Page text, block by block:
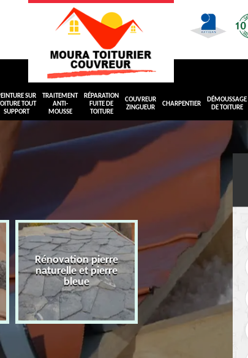
SUR
TOUT
SUPPORT
TRAITEMENT
ANTI-
MOUSSE
RÉPARATION
FUITE DE
TOITURE
COUVREUR
ZINGUEUR
CHARPENTIER
DÉMOUSSAGE
DE TOITURE
Rénovation pierre
naturelle et pierre
bleue
Peinture sur toiture